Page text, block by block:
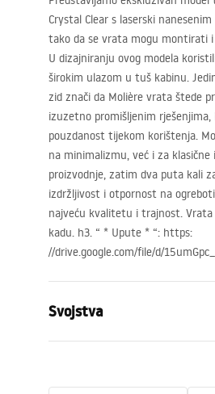
Crystal Clear s laserski
tako da se vrata mogu montirati
U dizajniranju ovog modela
širokim ulazom u tuš kabinu.
zid znači da Molière vrata štede
izuzetno promišljenim
pouzdanost tijekom korištenja.
na minimalizmu, već i za
proizvodnje, zatim dva puta kali
izdržljivost i otpornost na
najveću kvalitetu i trajnost. Vrata
kadu. h3. “ * Upute * “: https:
//drive.google.com/file/d/
Svojstva